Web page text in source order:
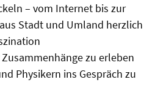
– vom Internet bis zur
Stadt und Umland herzlich
zu erleben
Physikern ins Gespräch zu